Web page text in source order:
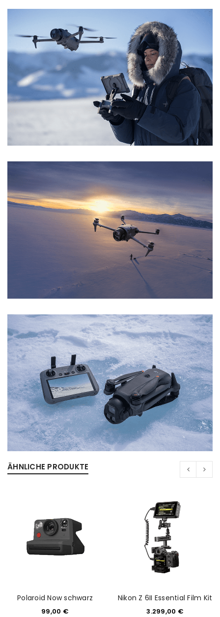
REGISTRIEREN
E-Mail-Adresse
Ein Link zum Erstellen eines neuen Passworts wird an
deine E-Mail-Adresse gesendet.
Please select all the ways you would like to hear from
us
Ich stimme zu
Ja, ich möchte ein Kundenkonto eröffnen und
Datenschutzerklärung. *
ÄHNLICHE PRODUKTE
Polaroid Now schwarz
99,00 €
Nikon Z 6II Essential Film Kit
3.299,00 €